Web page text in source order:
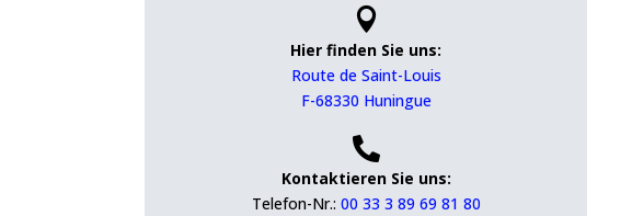

Hier finden Sie uns:
Route de Saint-Louis
F-68330 Huningue

Kontaktieren Sie uns:
Telefon-Nr.: 00 33 3 89 69 81 80